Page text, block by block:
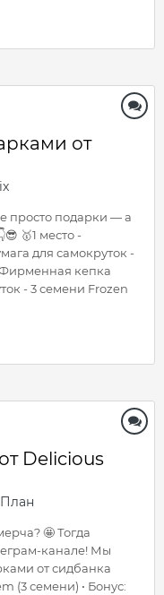
от
просто подарки — а
🥇1 место -
для самокруток -
Фирменная кепка
- 3 семени Frozen
Delicious
🤩 Тогда
канале! Мы
от сидбанка
(3 семени) • Бонус: